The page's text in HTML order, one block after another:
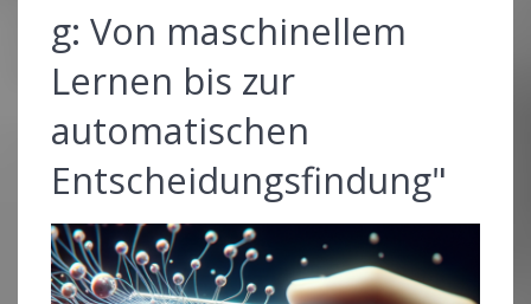
g: Von maschinellem
Lernen bis zur
automatischen
Entscheidungsfindung"